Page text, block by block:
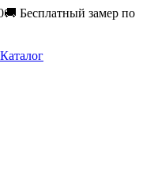
🚚 Бесплатный замер по
Каталог